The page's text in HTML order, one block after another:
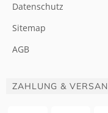
Datenschutz
Sitemap
AGB
ZAHLUNG &